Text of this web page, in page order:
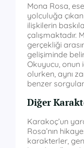
Mona Rosa,
yolculuğa
ilişkilerin
çalışmaktadır.
gerçekliği
gelişiminde
Okuyucu, onun
olurken, aynı
benzer
Diğer
Karakoç’un
Rosa’nın
karakterler,